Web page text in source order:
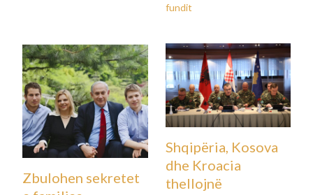
fundit
Zbulohen sekretet
Shqipëria, Kosova
dhe Kroacia
thellojnë